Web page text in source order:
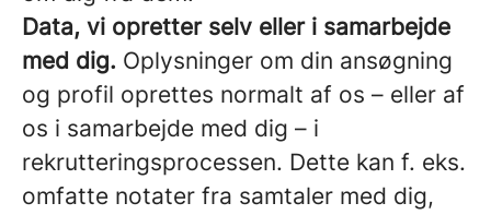
Data, vi opretter selv eller i samarbejde
med dig. Oplysninger om din ansøgning
og profil oprettes normalt af os – eller af
os i samarbejde med dig – i
rekrutteringsprocessen. Dette kan f. eks.
omfatte notater fra samtaler med dig,